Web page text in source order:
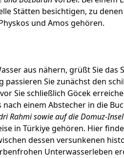
Stätten besichtigen, zu
und Amos gehören.
aus nähern, grüßt Sie das
passieren Sie zunächst den
Sie schließlich Göcek
einem Abstecher in die
Rahmi sowie auf die Domuz-Insel
in Türkiye gehören. Hier
dessen versunkenen
Unterwasserleben